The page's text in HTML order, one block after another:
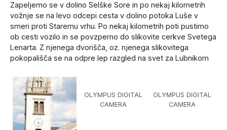
Zapeljemo se v dolino Selške Sore in po nekaj kilometrih
vožnje se na levo odcepi cesta v dolino potoka Luše v
smeri proti Staremu vrhu. Po nekaj kilometrih poti pustimo
ob cesti vozilo in se povzpemo do slikovite cerkve Svetega
Lenarta. Z njenega dvorišča, oz. njenega slikovitega
pokopališča se na odpre lep razgled na svet za Lubnikom
OLYMPUS DIGITAL
CAMERA
OLYMPUS DIGITAL
CAMERA